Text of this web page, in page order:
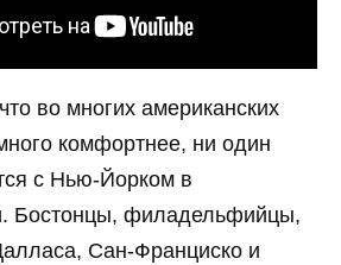
во многих американских
комфортнее, ни один
с Нью-Йорком в
Бостонцы, филадельфийцы,
Сан-Франциско и